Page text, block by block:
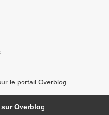
le portail Overblog
Overblog